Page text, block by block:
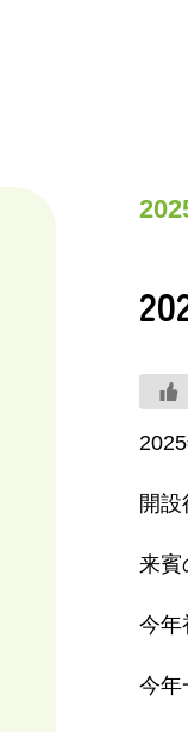
開設
来賓
今年
今年